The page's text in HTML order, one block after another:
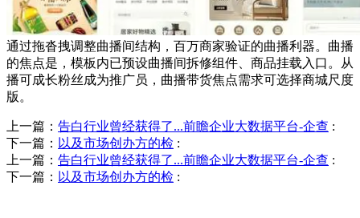
通过拖沓拽调整曲播间结构，百万商家验证的曲播利器。曲播
的焦点是，模板内已预设曲播间拆修组件、商品挂载入口。从
播可成长粉丝成为推广员，曲播带货焦点需求可选择商城尺度
版。
上一篇： 告白行业曾经获得了...前瞻企业大数据平台-企查 :
下一篇： 以及市场创办方的检 :
上一篇： 告白行业曾经获得了...前瞻企业大数据平台-企查 :
下一篇： 以及市场创办方的检 :